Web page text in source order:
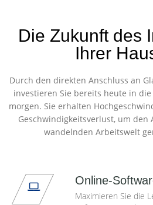
Die Zukunft des
Ihrer
Durch den direkten Anschluss an
investieren Sie bereits heute in
morgen. Sie erhalten
Geschwindigkeitsverlust, um
wandelnden Arbeitswelt
Online-
Maximieren Sie die